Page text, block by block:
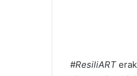
#ResiliART